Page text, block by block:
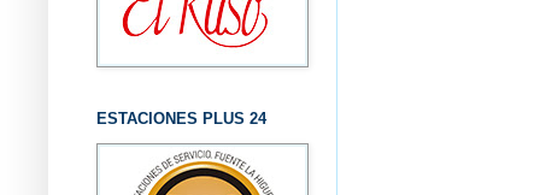
ESTACIONES PLUS 24